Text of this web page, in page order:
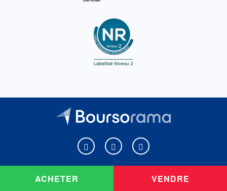
ACHETER VENDRE
Boursorama sur Facebook
Boursorama sur XBoursorama sur